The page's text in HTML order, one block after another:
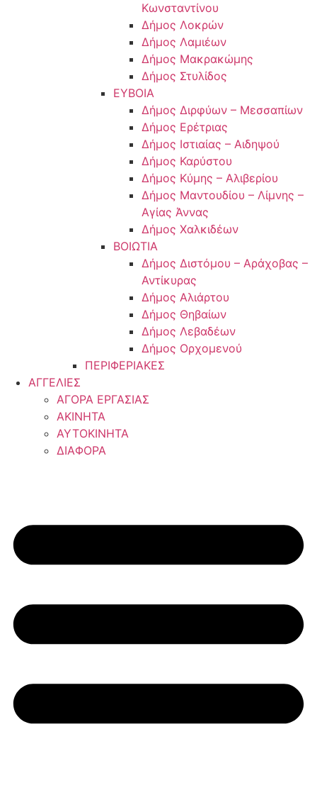
Κωνσταντίνου
Δήμος Λοκρών
Δήμος Λαμιέων
Δήμος Μακρακώμης
Δήμος Στυλίδος
ΕΥΒΟΙΑ
Δήμος Διρφύων – Μεσσαπίων
Δήμος Ερέτριας
Δήμος Ιστιαίας – Αιδηψού
Δήμος Καρύστου
Δήμος Κύμης – Αλιβερίου
Δήμος Μαντουδίου – Λίμνης –
Αγίας Άννας
Δήμος Χαλκιδέων
ΒΟΙΩΤΙΑ
Δήμος Διστόμου – Αράχοβας –
Αντίκυρας
Δήμος Αλιάρτου
Δήμος Θηβαίων
Δήμος Λεβαδέων
Δήμος Ορχομενού
ΠΕΡΙΦΕΡΙΑΚΕΣ
ΑΓΓΕΛΙΕΣ
ΑΓΟΡΑ ΕΡΓΑΣΙΑΣ
ΑΚΙΝΗΤΑ
ΑΥΤΟΚΙΝΗΤΑ
ΔΙΑΦΟΡΑ